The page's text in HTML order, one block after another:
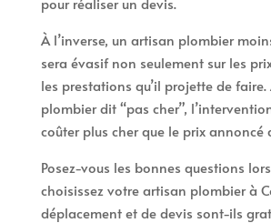
À l’inverse, un artisan plombier
sera évasif non seulement sur les
les prestations qu’il projette de faire.
plombier dit “pas cher”,
coûter plus cher que le prix annoncé
Posez-vous les bonnes questions
choisissez votre artisan plombier à
déplacement et de devis sont-ils